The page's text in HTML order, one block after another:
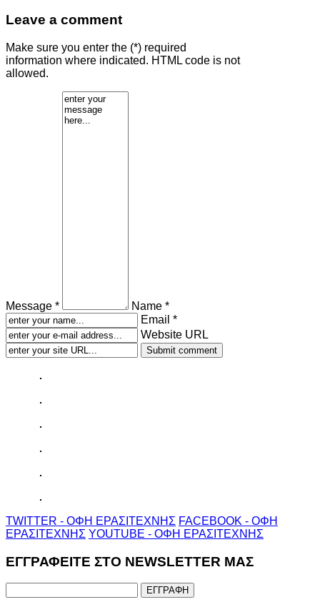
Leave a comment
Make sure you enter the (*) required
information where indicated. HTML code is not
allowed.
Message *
Name *
Email *
Website URL
TWITTER - ΟΦΗ ΕΡΑΣΙΤΕΧΝΗΣ FACEBOOK - ΟΦΗ
ΕΡΑΣΙΤΕΧΝΗΣ YOUTUBE - ΟΦΗ ΕΡΑΣΙΤΕΧΝΗΣ
ΕΓΓΡΑΦΕΙΤΕ ΣΤΟ NEWSLETTER ΜΑΣ